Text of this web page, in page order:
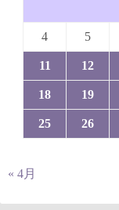
4 5
11 12
18 19
25 26
« 4月